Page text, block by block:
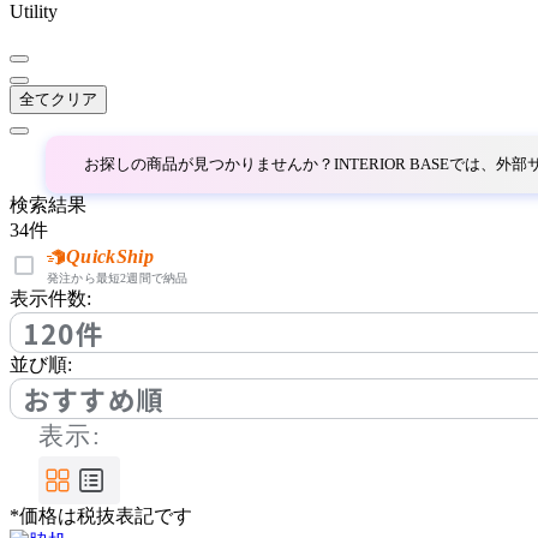
COMPLEX UNIVERSAL
FURNITURE SUPPLY
コンプレックスユニバー
イ
CondeHouse
カンディハウス
CORE ONE
コアワン
Utility
全てクリア
お探しの商品が見つかりませんか？INTERIOR BASEでは、外
検索結果
34件
QuickShip
発注から最短2週間で納品
表示件数:
120件
並び順:
おすすめ順
表示:
*価格は税抜表記です